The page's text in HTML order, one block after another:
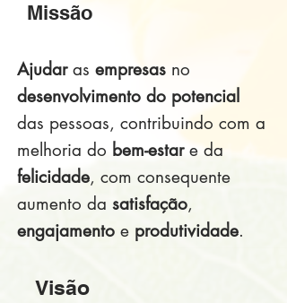
Missão
Ajudar as empresas no
desenvolvimento do potencial
das pessoas, contribuindo com a
melhoria do bem-estare da
felicidade, com consequente
aumento da satisfação,
engajamento e produtividade.
Visão